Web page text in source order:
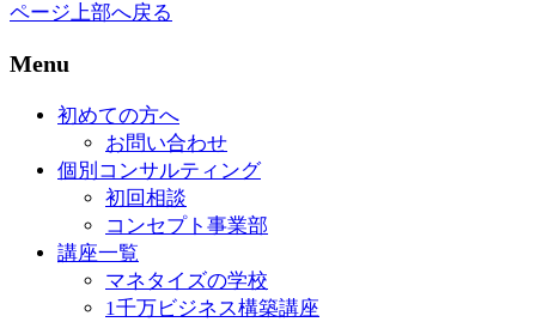
ページ上部へ戻る
Menu
初めての方へ
お問い合わせ
個別コンサルティング
初回相談
コンセプト事業部
講座一覧
マネタイズの学校
1千万ビジネス構築講座